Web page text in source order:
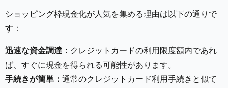
ショッピング枠現金化が人気を集める理由は以下の通りで
す：
迅速な資金調達： クレジットカードの利用限度額内であれ
ば、すぐに現金を得られる可能性があります。
手続きが簡単： 通常のクレジットカード利用手続きと似て